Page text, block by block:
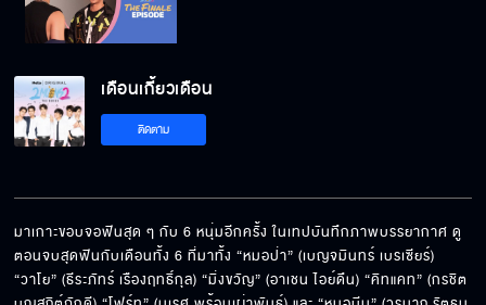
เดือนเกี้ยวเดือน
ติดตาม
มาเกาะขอบจอฟินสุด ๆ กับ 6 หนุ่มอีกครั้ง ในเทปบันทึกภาพบรรยากาศ ดู
ตอนจบสุดฟินกับเดือนทั้ง 6 ที่มาทั้ง “หมอป่า” (เบญจมินทร์ เบรเซียร์)
“วาโย” (ธีระภัทร์ เรืองฤทธิ์กุล) “มิ่งขวัญ” (อาเชน ไอย์ดึน) “คิทแคท” (กรชิต